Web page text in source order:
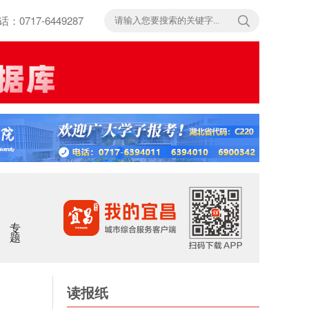
：0717-6449287
专题
读报纸